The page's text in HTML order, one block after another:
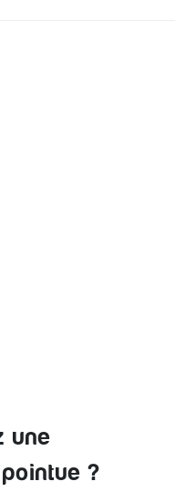
une
?